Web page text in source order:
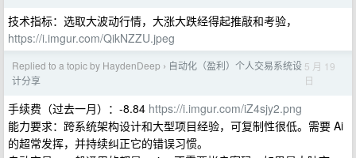
技术指标：选取大波动行情，大涨大跌经得起推敲和考验，
https://i.imgur.com/QikNZZU.jpeg
Replied to a topic by HaydenDeep › 自动化（盈利）个人交易系统设
计分享
5 月 19
日
手续费（过去一月）：-8.84 https://i.imgur.com/iZ4sjy2.png
能力要求：跨系统架构设计和大型项目经验，可复制性很低。需要 Ai
的超常发挥，并持续纠正它的错误习惯。